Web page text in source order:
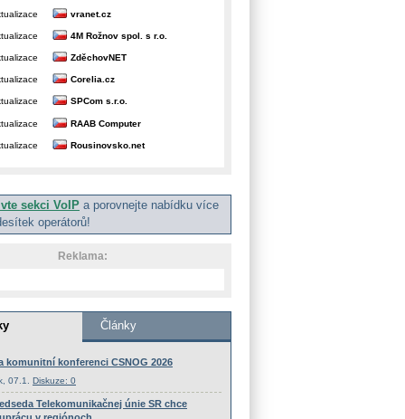
vranet.cz
4M Rožnov spol. s r.o.
ZděchovNET
Corelia.cz
SPCom s.r.o.
RAAB Computer
Rousinovsko.net
sekci VoIP a porovnejte nabídku více
operátorů!
Reklama: